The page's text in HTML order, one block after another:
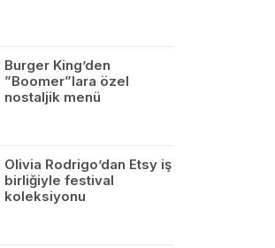
Burger King’den
”Boomer”lara özel
nostaljik menü
Olivia Rodrigo’dan Etsy iş
birliğiyle festival
koleksiyonu